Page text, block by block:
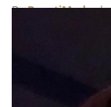
ByBeautiMode|